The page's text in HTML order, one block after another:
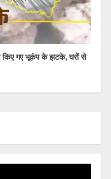
किए गए भूकंप के झटके, घरों से